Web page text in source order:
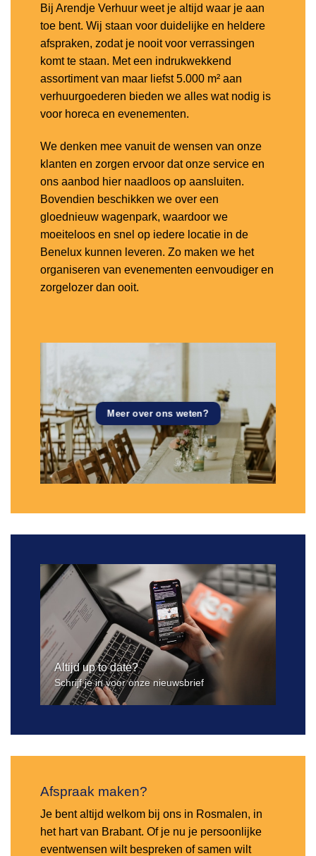
Bij Arendje Verhuur weet je altijd waar je aan
toe bent. Wij staan voor duidelijke en heldere
afspraken, zodat je nooit voor verrassingen
komt te staan. Met een indrukwekkend
assortiment van maar liefst 5.000 m² aan
verhuurgoederen bieden we alles wat nodig is
voor horeca en evenementen.
We denken mee vanuit de wensen van onze
klanten en zorgen ervoor dat onze service en
ons aanbod hier naadloos op aansluiten.
Bovendien beschikken we over een
gloednieuw wagenpark, waardoor we
moeiteloos en snel op iedere locatie in de
Benelux kunnen leveren. Zo maken we het
organiseren van evenementen eenvoudiger en
zorgelozer dan ooit.
Meer over ons weten?
Altijd up to date?
Schrijf je in voor onze nieuwsbrief
Afspraak maken?
Je bent altijd welkom bij ons in Rosmalen, in
het hart van Brabant. Of je nu je persoonlijke
eventwensen wilt bespreken of samen wilt